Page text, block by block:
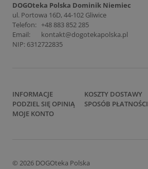
DOGOteka Polska Dominik Niemiec
ul. Portowa 16D, 44-102 Gliwice
Telefon: +48 883 852 285
Email:
kontakt@dogotekapolska.pl
NIP: 6312722835
INFORMACJE
PODZIEL SIĘ OPINIĄ
MOJE KONTO
KOSZTY DOSTAWY
SPOSÓB PŁATNOŚCI
© 2026 DOGOteka Polska